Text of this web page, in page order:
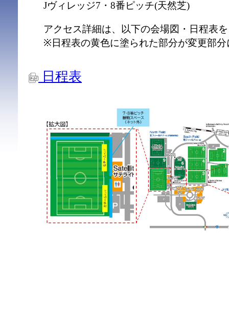
Jヴィレッジ7・8番ピッチ(天然芝)
アクセス詳細は、以下の会場図・日程表
※日程表の黄色に塗られた部分が変更部分
日程表